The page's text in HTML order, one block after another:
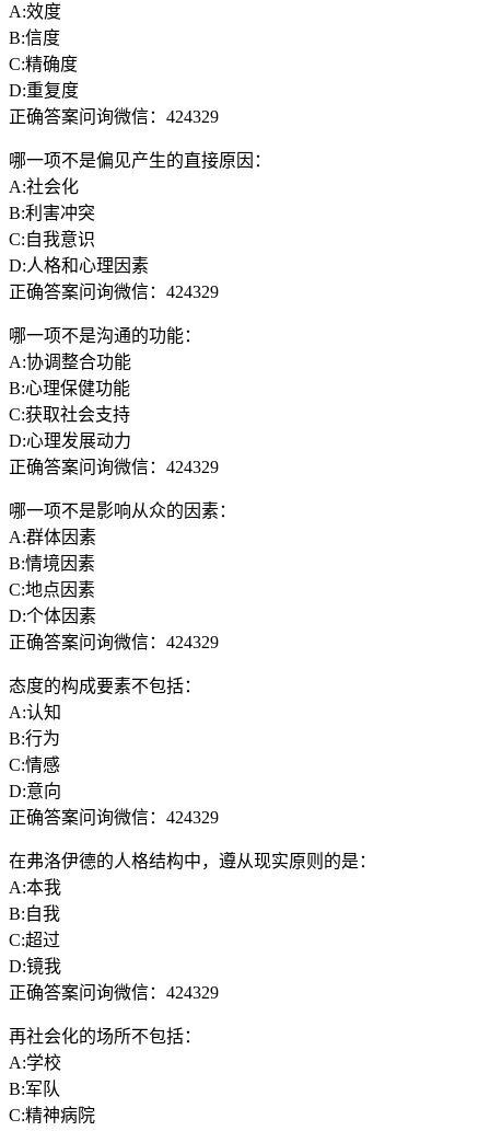
A:效度
B:信度
C:精确度
D:重复度
正确答案问询微信：424329
哪一项不是偏见产生的直接原因：
A:社会化
B:利害冲突
C:自我意识
D:人格和心理因素
正确答案问询微信：424329
哪一项不是沟通的功能：
A:协调整合功能
B:心理保健功能
C:获取社会支持
D:心理发展动力
正确答案问询微信：424329
哪一项不是影响从众的因素：
A:群体因素
B:情境因素
C:地点因素
D:个体因素
正确答案问询微信：424329
态度的构成要素不包括：
A:认知
B:行为
C:情感
D:意向
正确答案问询微信：424329
在弗洛伊德的人格结构中，遵从现实原则的是：
A:本我
B:自我
C:超过
D:镜我
正确答案问询微信：424329
再社会化的场所不包括：
A:学校
B:军队
C:精神病院